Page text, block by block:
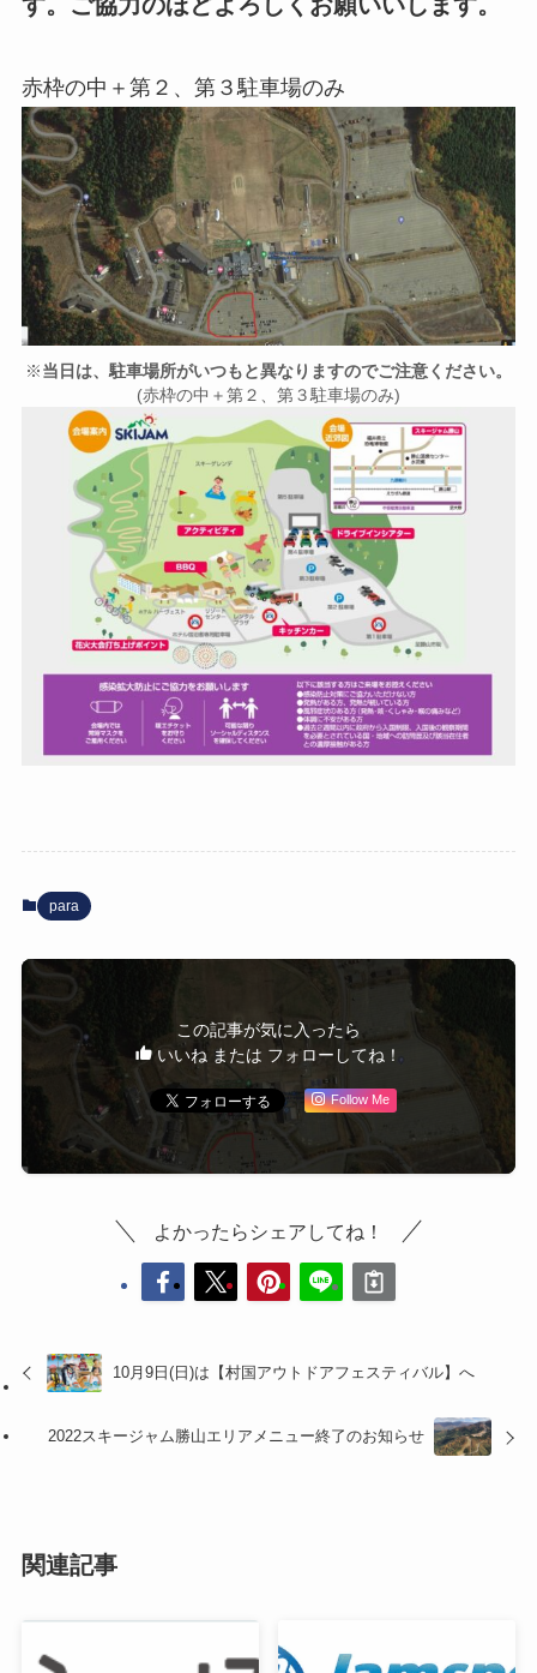
赤枠の中＋第２、第３駐車場のみ
※当日は、駐車場所がいつもと異なりますのでご注意ください。
(赤枠の中＋第２、第３駐車場のみ)
para
この記事が気に入ったら
いいね または フォローしてね！
Follow Me
よかったらシェアしてね！
10月9日(日)は【村国アウトドアフェスティバル】へ
2022スキージャム勝山エリアメニュー終了のお知らせ
関連記事